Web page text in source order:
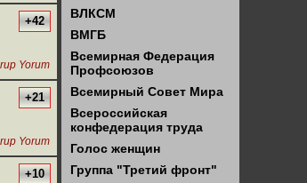
+42
Yorum
+21
Yorum
+10
ВЛКСМ
ВМГБ
Всемирная Федерация
Профсоюзов
Всемирный Совет Мира
Всероссийская
конфедерация труда
Голос женщин
Группа "Третий фронт"